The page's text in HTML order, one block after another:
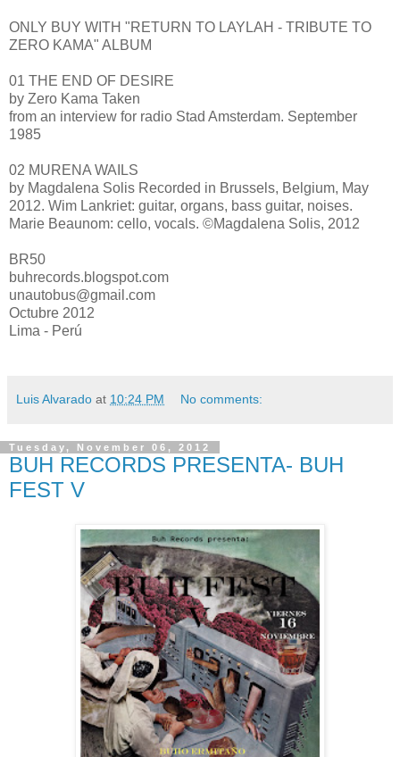
ONLY BUY WITH "RETURN TO LAYLAH - TRIBUTE TO
ZERO KAMA" ALBUM
01 THE END OF DESIRE
by Zero Kama Taken
from an interview for radio Stad Amsterdam. September
1985
02 MURENA WAILS
by Magdalena Solis Recorded in Brussels, Belgium, May
2012. Wim Lankriet: guitar, organs, bass guitar, noises.
Marie Beaunom: cello, vocals. ©Magdalena Solis, 2012
BR50
buhrecords.blogspot.com
unautobus@gmail.com
Octubre 2012
Lima - Perú
Luis Alvarado at 10:24 PM No comments:
Tuesday, November 06, 2012
BUH RECORDS PRESENTA- BUH
FEST V